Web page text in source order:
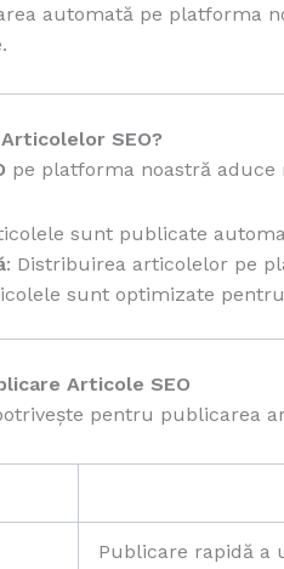
automată pe platforma
SEO?
pe platforma noastră aduce
sunt publicate
: Distribuirea articolelor pe
sunt optimizate
Articole SEO
pentru publicarea
Publicare rapidă a